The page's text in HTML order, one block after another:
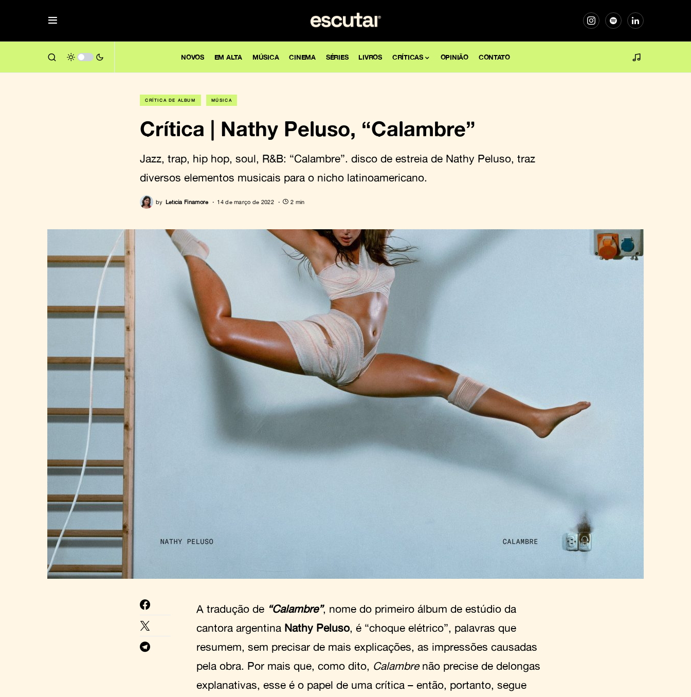
NOVOS EM ALTA MÚSICA CINEMA SÉRIES LIVROS CRÍTICAS OPINIÃO CONTATO
CRÍTICA DE ÁLBUM MÚSICA
Crítica | Nathy Peluso, “Calambre”
Jazz, trap, hip hop, soul, R&B: “Calambre”. disco de estreia de Nathy Peluso, traz
diversos elementos musicais para o nicho latinoamericano.
by Letícia Finamore 14 de março de 2022 2 min
A tradução de “Calambre”, nome do primeiro álbum de estúdio da
cantora argentina Nathy Peluso, é “choque elétrico”, palavras que
resumem, sem precisar de mais explicações, as impressões causadas
pela obra. Por mais que, como dito, Calambre não precise de delongas
explanativas, esse é o papel de uma crítica – então, portanto, segue